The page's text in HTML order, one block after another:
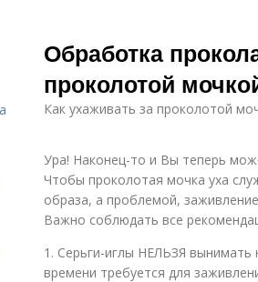
Обработка
проколотой
Как ухаживать за проколотой
Ура! Наконец-то и Вы теперь
Чтобы проколотая мочка уха
образа, а проблемой,
Важно соблюдать все
1. Серьги-иглы НЕЛЬЗЯ вынимать
времени требуется для